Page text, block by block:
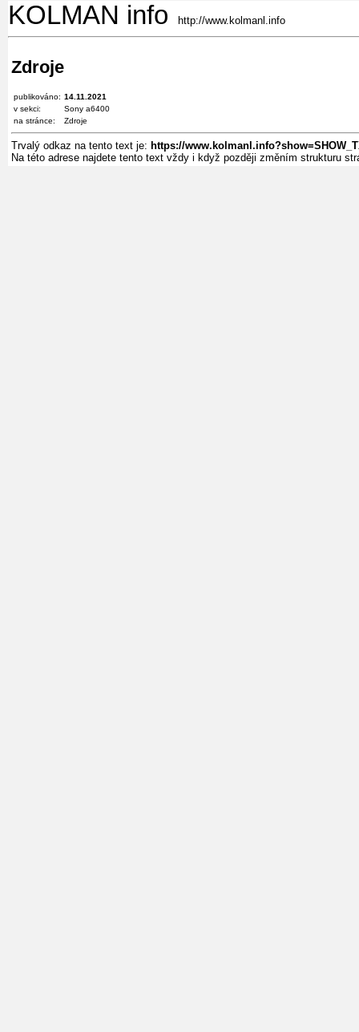
KOLMAN info http://www.kolmanl.info
Zdroje
publikováno: 14.11.2021
v sekci:
Sony a6400
na stránce:
Zdroje
Trvalý odkaz na tento text je: https://
Na této adrese najdete tento text vždy i když později změním strukturu